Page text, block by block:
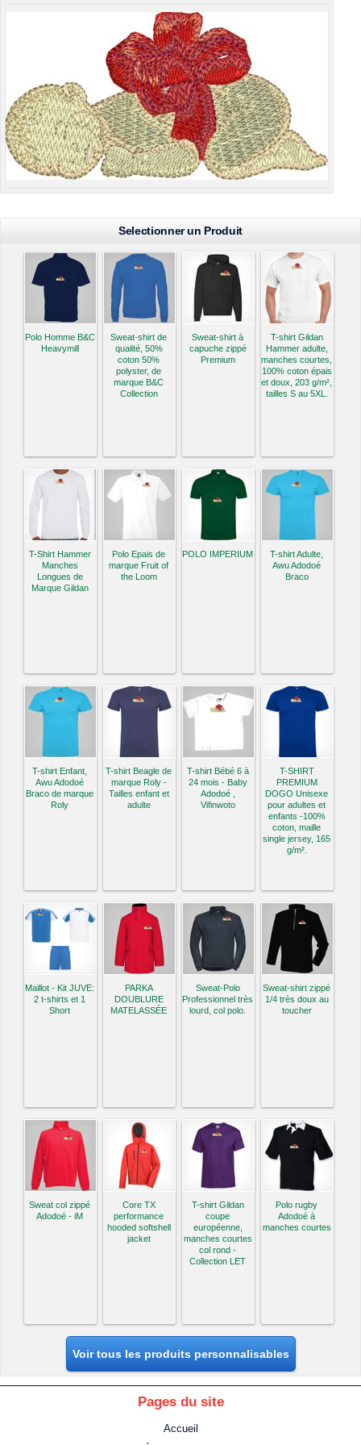
Selectionner un Produit
Polo Homme B&C
Heavymill
Sweat-shirt de
qualité, 50%
coton 50%
polyster, de
marque B&C
Collection
Sweat-shirt à
capuche zippé
Premium
T-shirt Gildan
Hammer adulte,
manches courtes,
100% coton épais
et doux, 203 g/m²,
tailles S au 5XL.
T-Shirt Hammer
Manches
Longues de
Marque Gildan
Polo Epais de
marque Fruit of
the Loom
POLO IMPERIUM
T-shirt Adulte,
Awu Adodoé
Braco
T-shirt Enfant,
Awu Adodoé
Braco de marque
Roly
T-shirt Beagle de
marque Roly -
Tailles enfant et
adulte
T-shirt Bébé 6 à
24 mois - Baby
Adodoé ,
Vifinwoto
T-SHIRT
PREMIUM
DOGO Unisexe
pour adultes et
enfants -100%
coton, maille
single jersey, 165
g/m².
Maillot - Kit JUVE:
2 t-shirts et 1
Short
PARKA
DOUBLURE
MATELASSÉE
Sweat-Polo
Professionnel très
lourd, col polo.
Sweat-shirt zippé
1/4 très doux au
toucher
Sweat col zippé
Adodoé - iM
Core TX
performance
hooded softshell
jacket
T-shirt Gildan
coupe
européenne,
manches courtes
col rond -
Collection LET
Polo rugby
Adodoé à
manches courtes
Voir tous les produits personnalisables
Pages du site
Accueil